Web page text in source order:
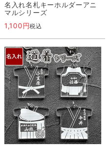
名入れ名札キーホルダーアニ
マルシリーズ
1,100
税込